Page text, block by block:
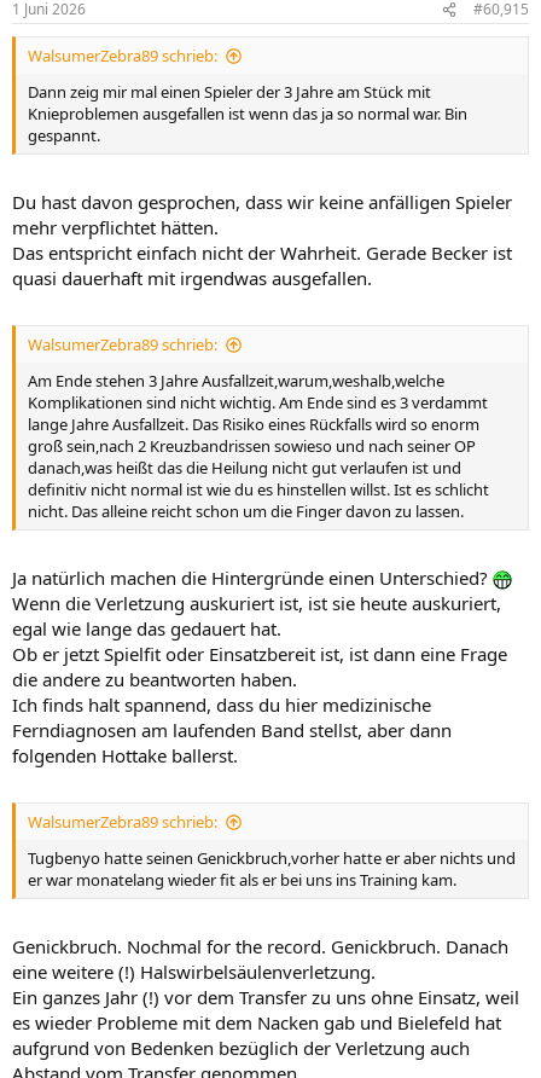
e
n
1 Juni 2026 #60,915
WalsumerZebra89 schrieb:
Dann zeig mir mal einen Spieler der 3 Jahre am Stück mit
Knieproblemen ausgefallen ist wenn das ja so normal war. Bin
gespannt.
Du hast davon gesprochen, dass wir keine anfälligen Spieler
mehr verpflichtet hätten.
Das entspricht einfach nicht der Wahrheit. Gerade Becker ist
quasi dauerhaft mit irgendwas ausgefallen.
WalsumerZebra89 schrieb:
Am Ende stehen 3 Jahre Ausfallzeit,warum,weshalb,welche
Komplikationen sind nicht wichtig. Am Ende sind es 3 verdammt
lange Jahre Ausfallzeit. Das Risiko eines Rückfalls wird so enorm
groß sein,nach 2 Kreuzbandrissen sowieso und nach seiner OP
danach,was heißt das die Heilung nicht gut verlaufen ist und
definitiv nicht normal ist wie du es hinstellen willst. Ist es schlicht
nicht. Das alleine reicht schon um die Finger davon zu lassen.
Ja natürlich machen die Hintergründe einen Unterschied?
Wenn die Verletzung auskuriert ist, ist sie heute auskuriert,
egal wie lange das gedauert hat.
Ob er jetzt Spielfit oder Einsatzbereit ist, ist dann eine Frage
die andere zu beantworten haben.
Ich finds halt spannend, dass du hier medizinische
Ferndiagnosen am laufenden Band stellst, aber dann
folgenden Hottake ballerst.
WalsumerZebra89 schrieb:
Tugbenyo hatte seinen Genickbruch,vorher hatte er aber nichts und
er war monatelang wieder fit als er bei uns ins Training kam.
Genickbruch. Nochmal for the record. Genickbruch. Danach
eine weitere (!) Halswirbelsäulenverletzung.
Ein ganzes Jahr (!) vor dem Transfer zu uns ohne Einsatz, weil
es wieder Probleme mit dem Nacken gab und Bielefeld hat
aufgrund von Bedenken bezüglich der Verletzung auch
Abstand vom Transfer genommen.